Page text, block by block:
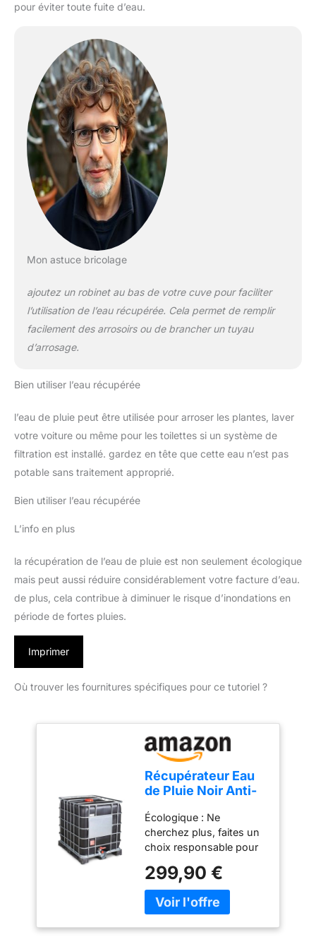
pour éviter toute fuite d’eau.
Mon astuce bricolage
ajoutez un robinet au bas de votre cuve pour faciliter
l’utilisation de l’eau récupérée. Cela permet de remplir
facilement des arrosoirs ou de brancher un tuyau
d’arrosage.
Bien utiliser l’eau récupérée
l’eau de pluie peut être utilisée pour arroser les plantes, laver
votre voiture ou même pour les toilettes si un système de
filtration est installé. gardez en tête que cette eau n’est pas
potable sans traitement approprié.
Bien utiliser l’eau récupérée
L’info en plus
la récupération de l’eau de pluie est non seulement écologique
mais peut aussi réduire considérablement votre facture d’eau.
de plus, cela contribue à diminuer le risque d’inondations en
période de fortes pluies.
Imprimer
Où trouver les fournitures spécifiques pour ce tutoriel ?
Récupérateur Eau
de Pluie Noir Anti-
reconditionné, IBC,
cuve eau1000
litres, réservoir Eau
de Pluie, Citerne
Eau
Écologique : Ne
cherchez plus, faites un
choix responsable pour
1000 litres est
entièrement
reconditionné, ce qui
299,90 €